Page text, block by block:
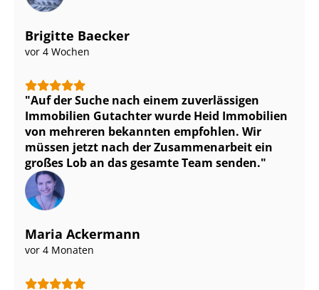
Brigitte Baecker
vor 4 Wochen
Auf der Suche nach einem zuverlässigen
Immobilien Gutachter wurde Heid Immobilien
von mehreren bekannten empfohlen. Wir
müssen jetzt nach der Zusammenarbeit ein
großes Lob an das gesamte Team senden.
Maria Ackermann
vor 4 Monaten